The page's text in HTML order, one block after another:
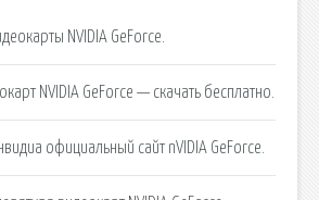
NVIDIA GeForce.
NVIDIA GeForce — скачать бесплатно.
официальный сайт nVIDIA GeForce.